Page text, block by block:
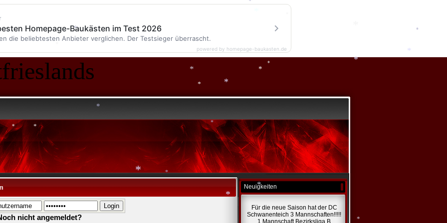
nicht angemeldet?
Neuigkeiten
Für die neue Saison hat der DC
Schwanenteich 3 Mannschaften!!!!!
1 Mannschaft Bezirksliga B
Homepage-Baukästen im Test 2026
die beliebtesten Anbieter verglichen. Der Testsieger überrascht.
powered by homepage-baukasten.de
*
*
*
*